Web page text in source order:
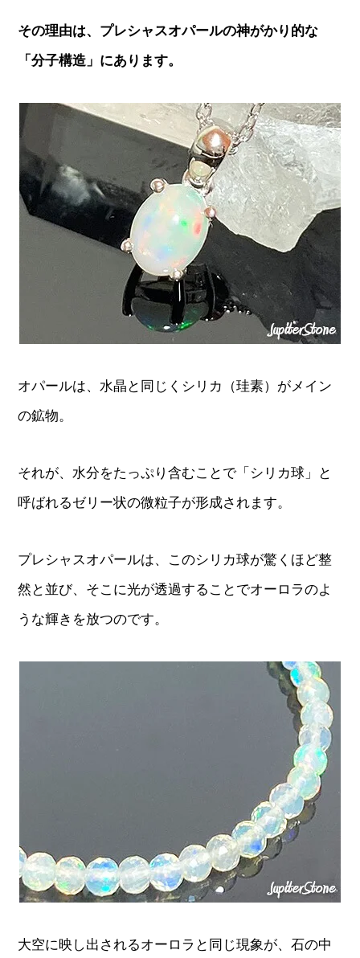
その理由は、プレシャスオパールの神がかり的な
「分子構造」にあります。
オパールは、水晶と同じくシリカ（珪素）がメイン
の鉱物。
それが、水分をたっぷり含むことで「シリカ球」と
呼ばれるゼリー状の微粒子が形成されます。
プレシャスオパールは、このシリカ球が驚くほど整
然と並び、そこに光が透過することでオーロラのよ
うな輝きを放つのです。
大空に映し出されるオーロラと同じ現象が、石の中